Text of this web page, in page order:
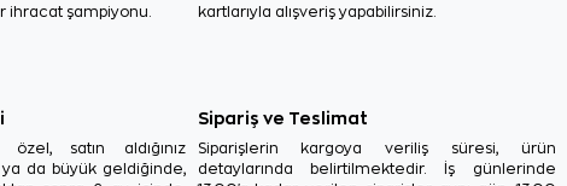
ihracat şampiyonu.
kartlarıyla alışveriş yapabilirsiniz.
özel, satın aldığınız
da büyük geldiğinde,
Sipariş ve Teslimat
Siparişlerin kargoya veriliş süresi, ürün
detaylarında belirtilmektedir. İş günlerinde